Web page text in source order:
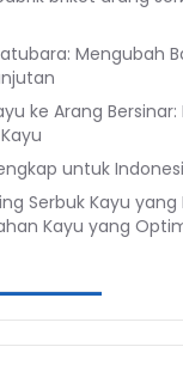
Mengubah
ke Arang Bersinar:
untuk
Serbuk Kayu
Kayu yang